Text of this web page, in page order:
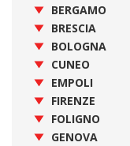
BERGAMO
BRESCIA
BOLOGNA
CUNEO
EMPOLI
FIRENZE
FOLIGNO
GENOVA